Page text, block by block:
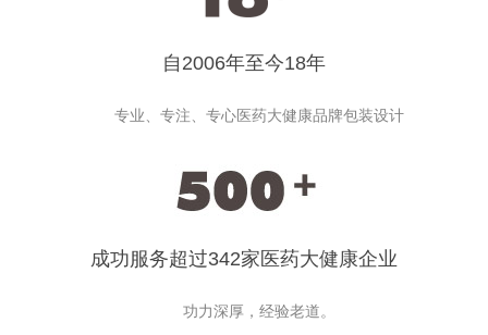
自2006年至今18年
专业、专注、专心医药大健康品牌包装设计
成功服务超过342家医药大健康企业
功力深厚，经验老道。